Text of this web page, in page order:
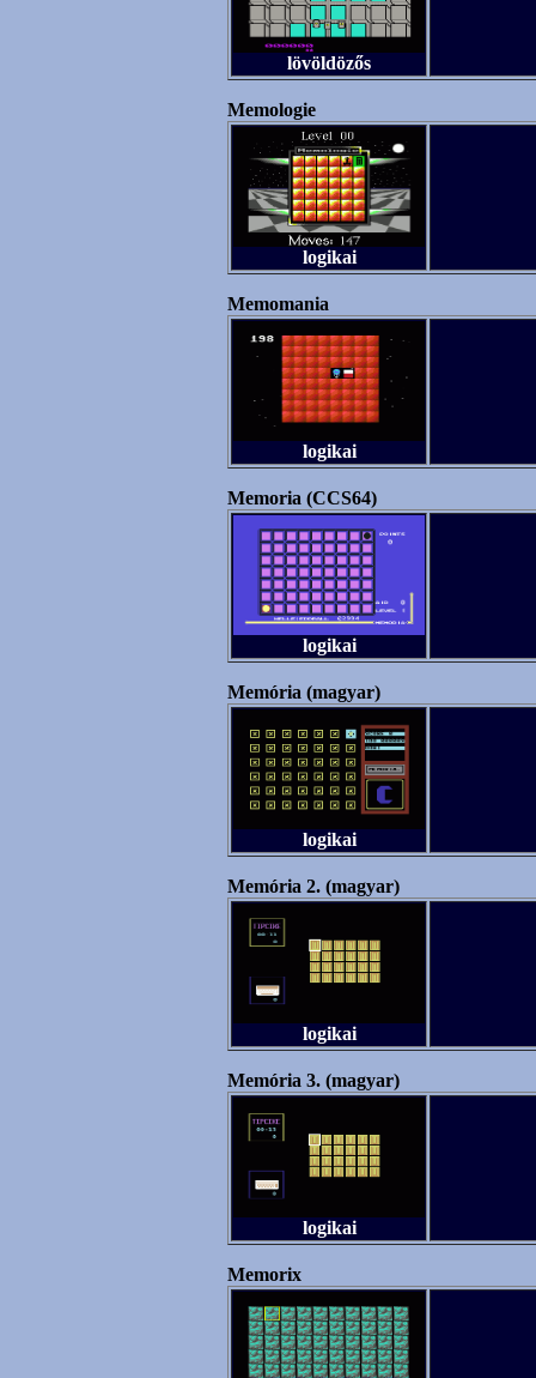
lövöldözős
Memologie
logikai
Memomania
logikai
Memoria (CCS64)
logikai
Memória (magyar)
logikai
Memória 2. (magyar)
logikai
Memória 3. (magyar)
logikai
Memorix